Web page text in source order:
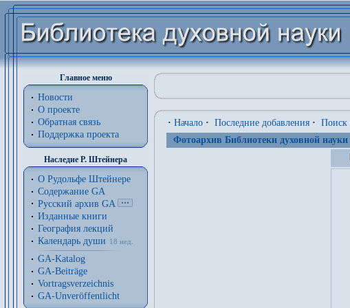
Главное меню
Новости
О проекте
Обратная связь
Поддержка проекта
Наследие Р. Штейнера
О Рудольфе Штейнере
Содержание GA
Русский архив GA
Изданные книги
География лекций
Календарь души
18 нед.
GA-Katalog
GA-Beiträge
Vortragsverzeichnis
GA-Unveröffentlicht
· Начало · Последние добавления · Поиск
Фотоархив Библиотеки духовной науки